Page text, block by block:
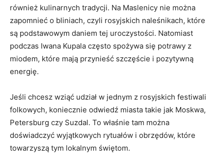
również kulinarnych tradycji. Na Maslenicy nie można
zapomnieć ‍o⁤ bliniach, czyli rosyjskich naleśnikach, ⁣które
są podstawowym daniem⁤ tej uroczystości. Natomiast
⁤podczas Iwana Kupala często ‍spożywa się potrawy z
miodem, ⁣które mają⁤ przynieść szczęście i pozytywną
energię.
Jeśli chcesz⁢ wziąć udział ⁤w ⁤jednym ⁢z rosyjskich festiwali⁣
folkowych, koniecznie ​odwiedź ⁣miasta ⁢takie jak Moskwa,
Petersburg czy Suzdal. ⁣To właśnie tam można
⁤doświadczyć wyjątkowych rytuałów i obrzędów, które
towarzyszą ‍tym⁤ lokalnym świętom.